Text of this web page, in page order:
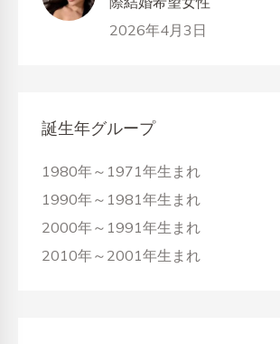
2026年4月3日
誕生年グループ
1980年～1971年生まれ
1990年～1981年生まれ
2000年～1991年生まれ
2010年～2001年生まれ